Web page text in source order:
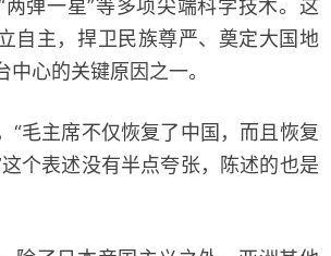
弹一星”等多项尖端科学技术。这
自主，捍卫民族尊严、奠定大国地
中心的关键原因之一。
主席不仅恢复了中国，而且恢复
个表述没有半点夸张，陈述的也是